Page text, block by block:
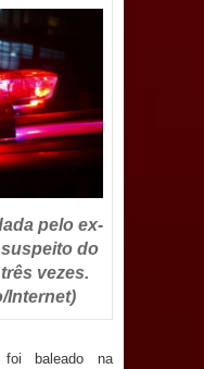
salários
e injeta R$
ações
Augusto dos
do Estado
pelo ex-
do
vezes.
Internet)
baleado na